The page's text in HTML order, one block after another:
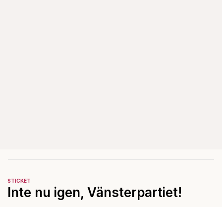
STICKET
Inte nu igen, Vänsterpartiet!